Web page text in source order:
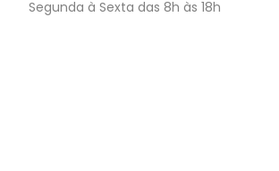
Segunda à Sexta das 8h às 18h